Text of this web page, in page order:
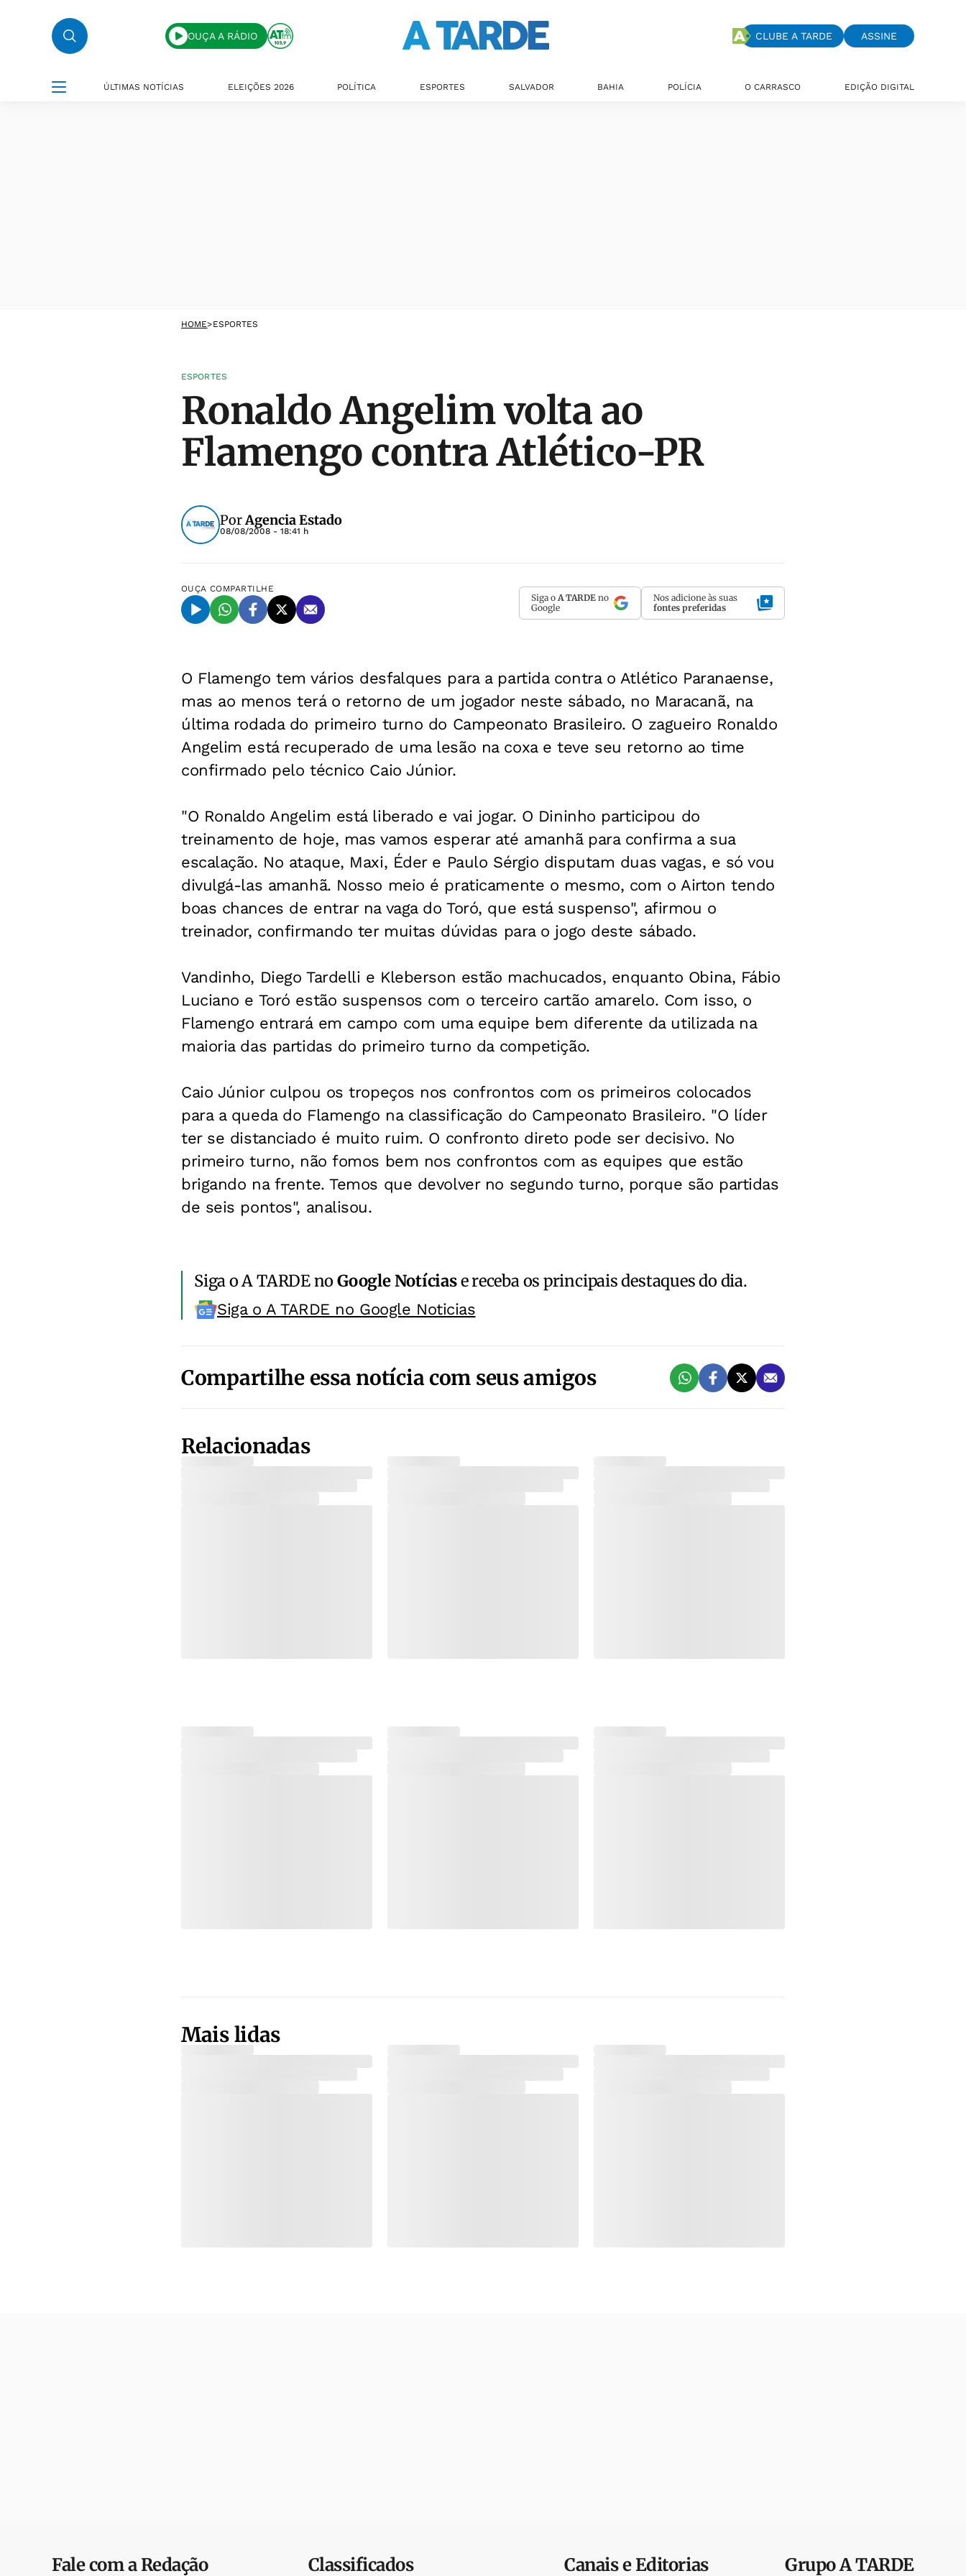
OUÇA A RÁDIO CLUBE A TARDE ASSINE
ÚLTIMAS NOTÍCIAS ELEIÇÕES 2026 POLÍTICA ESPORTES SALVADOR BAHIA POLÍCIA O CARRASCO EDIÇÃO DIGITAL
HOME>ESPORTES
ESPORTES
Ronaldo Angelim volta ao
Flamengo contra Atlético-PR
PorAgencia Estado
08/08/2008 - 18:41 h
OUÇA COMPARTILHE
Siga o A TARDE no
Google
Nos adicione às suas
fontes preferidas
O Flamengo tem vários desfalques para a partida contra o Atlético Paranaense,
mas ao menos terá o retorno de um jogador neste sábado, no Maracanã, na
última rodada do primeiro turno do Campeonato Brasileiro. O zagueiro Ronaldo
Angelim está recuperado de uma lesão na coxa e teve seu retorno ao time
confirmado pelo técnico Caio Júnior.
"O Ronaldo Angelim está liberado e vai jogar. O Dininho participou do
treinamento de hoje, mas vamos esperar até amanhã para confirma a sua
escalação. No ataque, Maxi, Éder e Paulo Sérgio disputam duas vagas, e só vou
divulgá-las amanhã. Nosso meio é praticamente o mesmo, com o Airton tendo
boas chances de entrar na vaga do Toró, que está suspenso", afirmou o
treinador, confirmando ter muitas dúvidas para o jogo deste sábado.
Vandinho, Diego Tardelli e Kleberson estão machucados, enquanto Obina, Fábio
Luciano e Toró estão suspensos com o terceiro cartão amarelo. Com isso, o
Flamengo entrará em campo com uma equipe bem diferente da utilizada na
maioria das partidas do primeiro turno da competição.
Caio Júnior culpou os tropeços nos confrontos com os primeiros colocados
para a queda do Flamengo na classificação do Campeonato Brasileiro. "O líder
ter se distanciado é muito ruim. O confronto direto pode ser decisivo. No
primeiro turno, não fomos bem nos confrontos com as equipes que estão
brigando na frente. Temos que devolver no segundo turno, porque são partidas
de seis pontos", analisou.
Siga o A TARDE noGoogle Notíciase receba os principais destaques do dia.
Siga o A TARDE no Google Noticias
Compartilhe essa notícia com seus amigos
Relacionadas
Mais lidas
Fale com a Redação Classificados Canais e Editorias GrupoA TARDE